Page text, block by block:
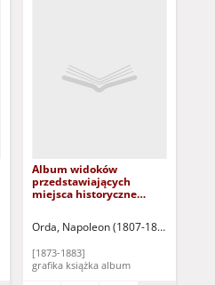
Warszawa: Zakład Litograficzny M.
Album widoków
przedstawiających
miejsca historyczne
piąta
Orda, Napoleon (1807-1893)
[1873-1883]
grafika książka album